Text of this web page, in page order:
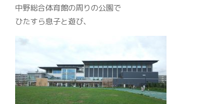
中野総合体育館の周りの公園で
ひたすら息子と遊び、